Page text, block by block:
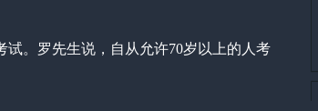
。罗先生说，自从允许70岁以上的人考